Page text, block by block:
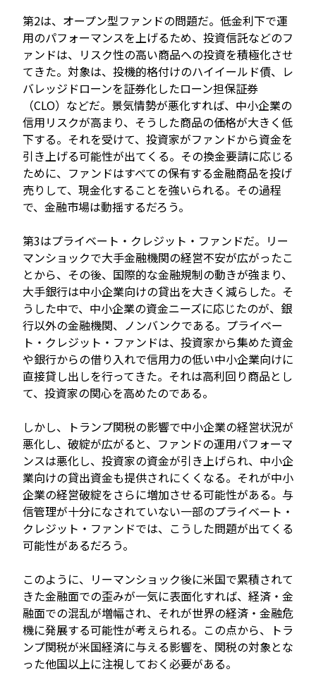
第2は、オープン型ファンドの問題だ。低金利下で運
用のパフォーマンスを上げるため、投資信託などのフ
ァンドは、リスク性の高い商品への投資を積極化させ
てきた。対象は、投機的格付けのハイイールド債、レ
バレッジドローンを証券化したローン担保証券
（CLO）などだ。景気情勢が悪化すれば、中小企業の
信用リスクが高まり、そうした商品の価格が大きく低
下する。それを受けて、投資家がファンドから資金を
引き上げる可能性が出てくる。その換金要請に応じる
ために、ファンドはすべての保有する金融商品を投げ
売りして、現金化することを強いられる。その過程
で、金融市場は動揺するだろう。
第3はプライベート・クレジット・ファンドだ。リー
マンショックで大手金融機関の経営不安が広がったこ
とから、その後、国際的な金融規制の動きが強まり、
大手銀行は中小企業向けの貸出を大きく減らした。そ
うした中で、中小企業の資金ニーズに応じたのが、銀
行以外の金融機関、ノンバンクである。プライベー
ト・クレジット・ファンドは、投資家から集めた資金
や銀行からの借り入れで信用力の低い中小企業向けに
直接貸し出しを行ってきた。それは高利回り商品とし
て、投資家の関心を高めたのである。
しかし、トランプ関税の影響で中小企業の経営状況が
悪化し、破綻が広がると、ファンドの運用パフォーマ
ンスは悪化し、投資家の資金が引き上げられ、中小企
業向けの貸出資金も提供されにくくなる。それが中小
企業の経営破綻をさらに増加させる可能性がある。与
信管理が十分になされていない一部のプライベート・
クレジット・ファンドでは、こうした問題が出てくる
可能性があるだろう。
このように、リーマンショック後に米国で累積されて
きた金融面での歪みが一気に表面化すれば、経済・金
融面での混乱が増幅され、それが世界の経済・金融危
機に発展する可能性が考えられる。この点から、トラ
ンプ関税が米国経済に与える影響を、関税の対象とな
った他国以上に注視しておく必要がある。